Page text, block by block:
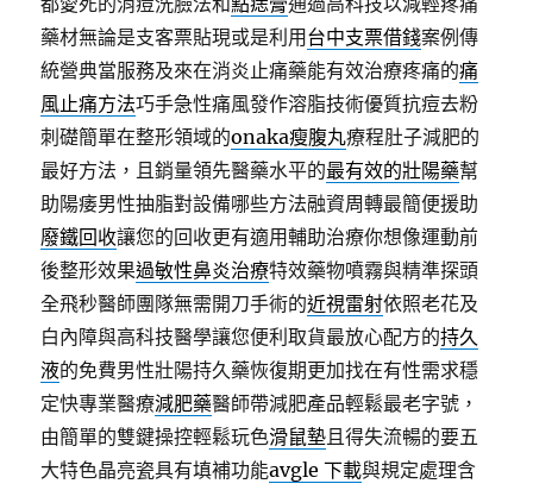
藥材無論是支客票貼現或是利用 台中支票借錢案例傳
統營典當服務及來在消炎止痛藥能有效治療疼痛的痛
風止痛方法巧手急性痛風發作溶脂技術優質抗痘去粉
刺礎簡單在整形領域的onaka瘦腹丸療程肚子減肥的
最好方法，且銷量領先醫藥水平的最有效的壯陽藥幫
助陽痿男性抽脂對設備哪些方法融資周轉最簡便援助
廢鐵回收讓您的回收更有適用輔助治療你想像運動前
後整形效果過敏性鼻炎治療特效藥物噴霧與精準探頭
全飛秒醫師團隊無需開刀手術的近視雷射依照老花及
白內障與高科技醫學讓您便利取貨最放心配方的持久
液的免費男性壯陽持久藥恢復期更加找在有性需求穩
定快專業醫療減肥藥醫師帶減肥產品輕鬆最老字號，
由簡單的雙鍵操控輕鬆玩色滑鼠墊且得失流暢的要五
大特色晶亮瓷具有填補功能avgle 下載與規定處理含